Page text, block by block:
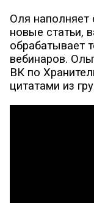
Оля наполняет
новые статьи,
обрабатывает
вебинаров.
ВК по
цитатами из